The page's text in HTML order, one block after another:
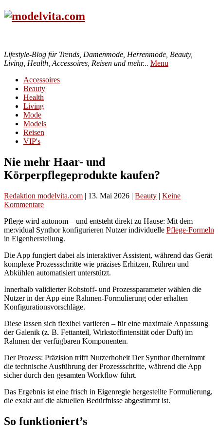
Lifestyle-Blog für Trends, Damenmode, Herrenmode, Beauty,
Living, Health, Accessoires, Reisen und mehr... Menu
Accessoires
Beauty
Health
Living
Mode
Models
Reisen
VIP's
Nie mehr Haar- und
Körperpflegeprodukte kaufen?
Redaktion modelvita.com | 13. Mai 2026 | Beauty | Keine
Kommentare
Pflege wird autonom – und entsteht direkt zu Hause: Mit dem
me:vidual Synthor konfigurieren Nutzer individuelle Pflege-Formeln
in Eigenherstellung.
Die App fungiert dabei als interaktiver Assistent, während das Gerät
komplexe Prozessschritte wie präzises Erhitzen, Rühren und
Abkühlen automatisiert unterstützt.
Innerhalb validierter Rohstoff- und Prozessparameter wählen die
Nutzer in der App eine Rahmen-Formulierung oder erhalten
Konfigurationsvorschläge.
Diese lassen sich flexibel variieren – für eine maximale Anpassung
der Galenik (z. B. Fettanteil, Wirkstoffintensität oder Duft) im
Rahmen der verfügbaren Komponenten.
Der Prozess: Präzision trifft Nutzerhoheit Der Synthor übernimmt
die technische Ausführung der Prozessschritte, während die App
sicher durch den gesamten Workflow führt.
Das Ergebnis ist eine frisch in Eigenregie hergestellte Formulierung,
die exakt auf die aktuellen Bedürfnisse abgestimmt ist.
So funktioniert’s